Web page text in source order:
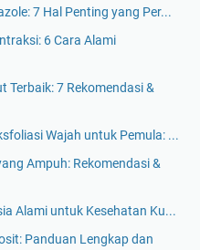
7 Hal Penting yang Per...
6 Cara Alami
Terbaik: 7 Rekomendasi &
Wajah untuk Pemula: ...
Ampuh: Rekomendasi &
Alami untuk Kesehatan Ku...
Panduan Lengkap dan